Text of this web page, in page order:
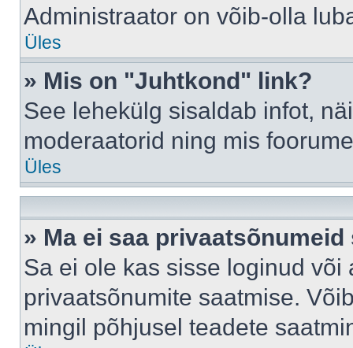
Administraator on võib-olla
Üles
» Mis on "Juhtkond" link?
See lehekülg sisaldab infot,
moderaatorid ning mis
Üles
» Ma ei saa privaatsõnumeid
Sa ei ole kas sisse loginud
privaatsõnumite saatmise.
mingil põhjusel teadete